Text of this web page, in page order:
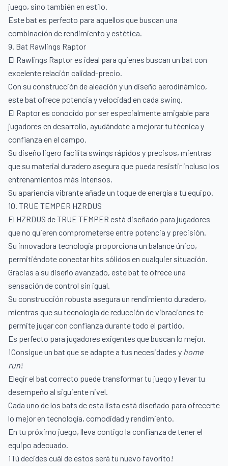
juego, sino también en estilo.
Este bat es perfecto para aquellos que buscan una
combinación de rendimiento y estética.
9. Bat Rawlings Raptor
El Rawlings Raptor es ideal para quienes buscan un bat con
excelente relación calidad-precio.
Con su construcción de aleación y un diseño aerodinámico,
este bat ofrece potencia y velocidad en cada swing.
El Raptor es conocido por ser especialmente amigable para
jugadores en desarrollo, ayudándote a mejorar tu técnica y
confianza en el campo.
Su diseño ligero facilita swings rápidos y precisos, mientras
que su material duradero asegura que pueda resistir incluso los
entrenamientos más intensos.
Su apariencia vibrante añade un toque de energía a tu equipo.
10. TRUE TEMPER HZRDUS
El HZRDUS de TRUE TEMPER está diseñado para jugadores
que no quieren comprometerse entre potencia y precisión.
Su innovadora tecnología proporciona un balance único,
permitiéndote conectar hits sólidos en cualquier situación.
Gracias a su diseño avanzado, este bat te ofrece una
sensación de control sin igual.
Su construcción robusta asegura un rendimiento duradero,
mientras que su tecnología de reducción de vibraciones te
permite jugar con confianza durante todo el partido.
Es perfecto para jugadores exigentes que buscan lo mejor.
¡Consigue un bat que se adapte a tus necesidades y home
run!
Elegir el bat correcto puede transformar tu juego y llevar tu
desempeño al siguiente nivel.
Cada uno de los bats de esta lista está diseñado para ofrecerte
lo mejor en tecnología, comodidad y rendimiento.
En tu próximo juego, lleva contigo la confianza de tener el
equipo adecuado.
¡Tú decides cuál de estos será tu nuevo favorito!